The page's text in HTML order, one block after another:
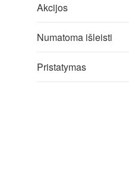
Akcijos
Numatoma išleisti
Pristatymas